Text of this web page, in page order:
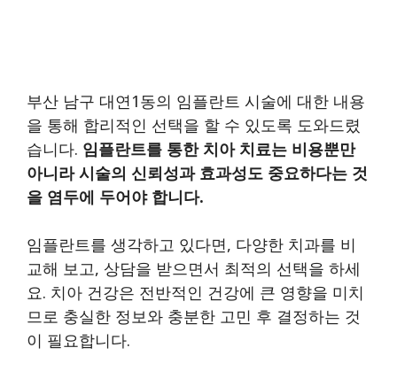
부산 남구 대연1동의 임플란트 시술에 대한 내용
을 통해 합리적인 선택을 할 수 있도록 도와드렸
습니다. 임플란트를 통한 치아 치료는 비용뿐만
아니라 시술의 신뢰성과 효과성도 중요하다는 것
을 염두에 두어야 합니다.
임플란트를 생각하고 있다면, 다양한 치과를 비
교해 보고, 상담을 받으면서 최적의 선택을 하세
요. 치아 건강은 전반적인 건강에 큰 영향을 미치
므로 충실한 정보와 충분한 고민 후 결정하는 것
이 필요합니다.